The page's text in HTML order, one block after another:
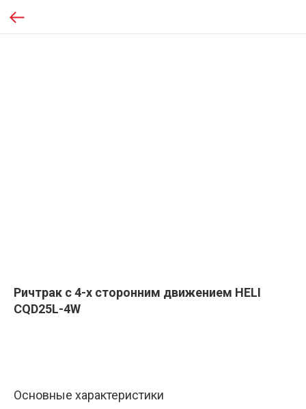
Ричтрак с 4-х сторонним движением HELI
CQD25L-4W
Основные характеристики